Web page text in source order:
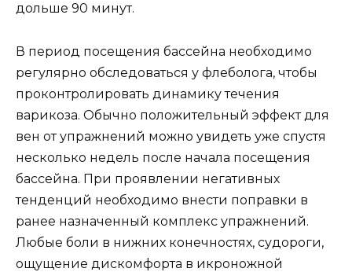
дольше 90 минут.
В период посещения бассейна необходимо
регулярно обследоваться у флеболога, чтобы
проконтролировать динамику течения
варикоза. Обычно положительный эффект для
вен от упражнений можно увидеть уже спустя
несколько недель после начала посещения
бассейна. При проявлении негативных
тенденций необходимо внести поправки в
ранее назначенный комплекс упражнений.
Любые боли в нижних конечностях, судороги,
ощущение дискомфорта в икроножной